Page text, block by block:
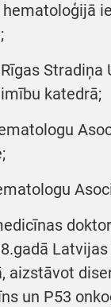
Stradiņa
katedrā;
aizstāvot
un P53